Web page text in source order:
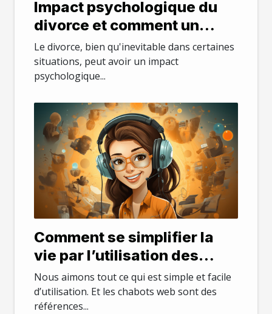
Impact psychologique du
divorce et comment un
avocat peut aider
Le divorce, bien qu'inevitable dans certaines
situations, peut avoir un impact
psychologique...
Comment se simplifier la
vie par l’utilisation des
chatbots web ?
Nous aimons tout ce qui est simple et facile
d’utilisation. Et les chabots web sont des
références...